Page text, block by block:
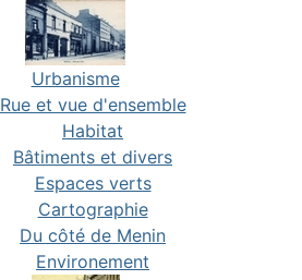
Urbanisme
Rue et vue d'ensemble
Habitat
Bâtiments et divers
Espaces verts
Cartographie
Du côté de Menin
Environement